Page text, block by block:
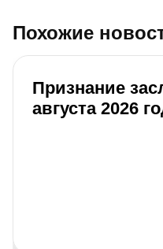
Похожие
Признание
августа 2026